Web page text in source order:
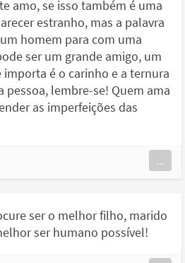
amo, se isso também é uma
estranho, mas a palavra
homem para com uma
ser um grande amigo, um
é o carinho e a ternura
pessoa, lembre-se! Quem ama
as imperfeições das
...
ser o melhor filho, marido
ser humano possível!